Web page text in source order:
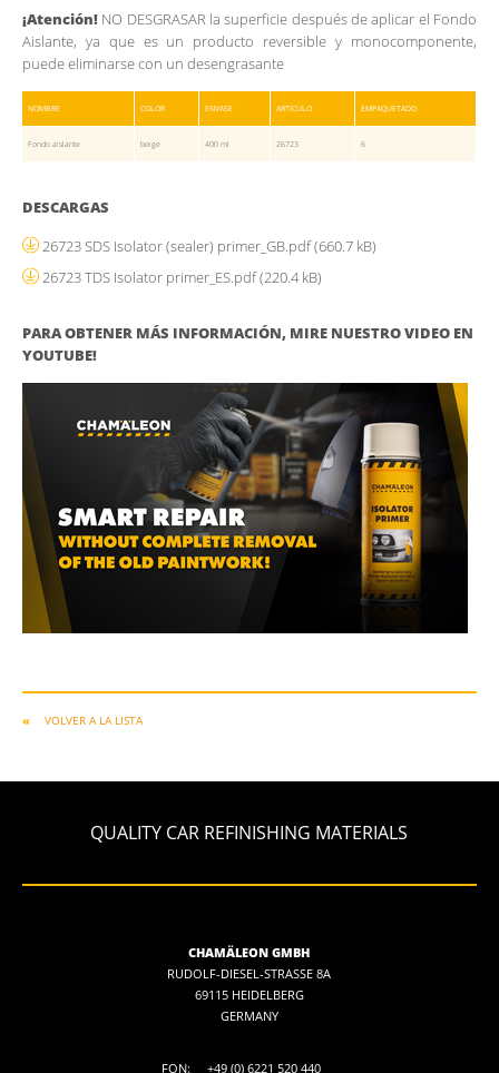
¡Atención! NO DESGRASAR la superficie después de aplicar el Fondo
Aislante, ya que es un producto reversible y monocomponente,
puede eliminarse con un desengrasante
NOMBRE COLOR ENVASE ARTÍCULO EMPAQUETADO
Fondo aislante beige 400 ml 26723 6
DESCARGAS
26723 SDS Isolator (sealer) primer_GB.pdf(660.7 kB)
26723 TDS Isolator primer_ES.pdf(220.4 kB)
PARA OBTENER MÁS INFORMACIÓN, MIRE NUESTRO VIDEO EN
YOUTUBE!
VOLVER A LA LISTA
QUALITY CAR REFINISHING MATERIALS
CHAMÄLEON GMBH
RUDOLF-DIESEL-STRASSE 8A
69115 HEIDELBERG
GERMANY
FON:
+49 (0) 6221 520 440